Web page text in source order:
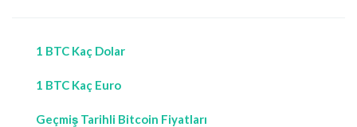
1 BTC Kaç Dolar
1 BTC Kaç Euro
Geçmiş Tarihli Bitcoin Fiyatları